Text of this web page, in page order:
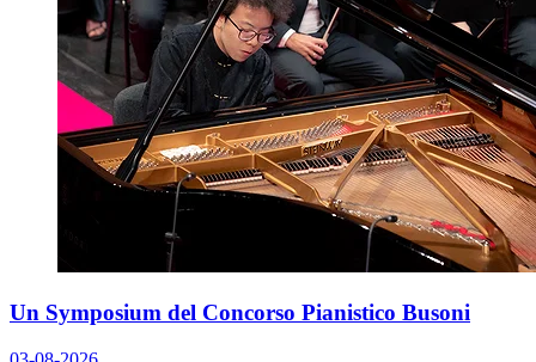
Un Symposium del Concorso Pianistico Busoni